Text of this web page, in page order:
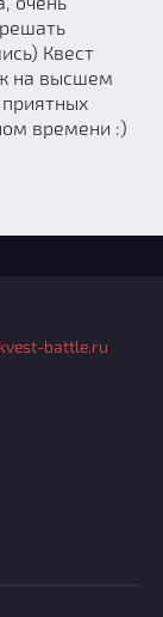
Квест
на высшем
приятных
времени :)
battle.ru